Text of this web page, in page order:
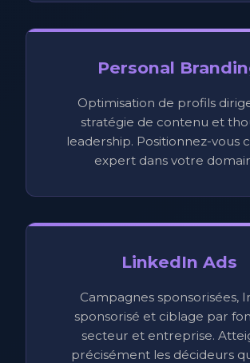
Personal
Optimisation de profils
stratégie de contenu et
leadership. Positionnez-vous
expert dans votre
LinkedIn Ads
Campagnes sponsorisées,
sponsorisé et ciblage par
secteur et entreprise.
précisément les décideurs